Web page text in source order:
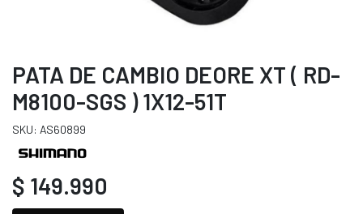
PATA DE CAMBIO DEORE XT ( RD-
M8100-SGS ) 1X12-51T
SKU: AS60899
$ 149.990